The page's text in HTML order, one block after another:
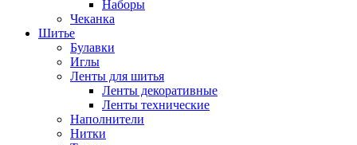
Наборы
Чеканка
Шитье
Булавки
Иглы
Ленты для шитья
Ленты декоративные
Ленты технические
Наполнители
Нитки